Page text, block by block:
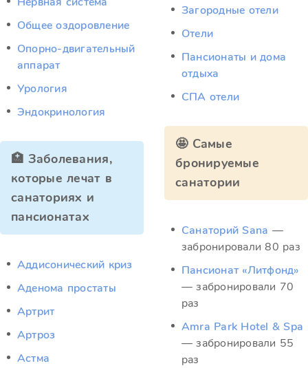
Общее оздоровление
Опорно-двигательный
аппарат
Урология
Эндокринология
🏥 Заболевания,
которые лечат в
санаториях и
пансионатах
Аддисонический криз
Аденома простаты
Артрит
Артроз
Астма
Загородные отели
Отели
Пансионаты и дома
отдыха
СПА отели
🤩 Самые
бронируемые
санатории
Санаторий Sana —
забронировали 80 раз
Пансионат «Литфонд»
— забронировали 70
раз
Amra Park Hotel & Spa
— забронировали 55
раз